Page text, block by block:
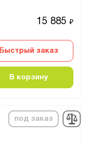
15 885₽
Быстрый заказ
В корзину
под заказ